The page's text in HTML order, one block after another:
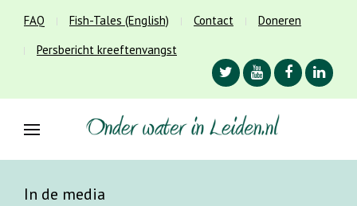
FAQ Fish-Tales (English) Contact
Doneren
Persbericht kreeftenvangst
In de media